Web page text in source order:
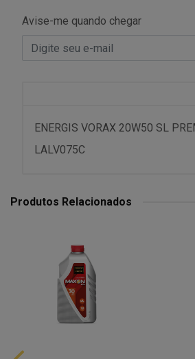
Avise-me quando chegar
ENERGIS VORAX 20W50 SL
LALV075C
Produtos Relacionados